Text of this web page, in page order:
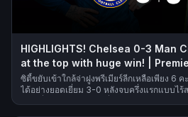
HIGHLIGHTS! Chelsea 0-3 Man
at the top with huge win! |
ซิตี้ขยับเข้าใกล้จ่าฝูงพรีเมียร์ลีกเหลือเพียง 6
ได้อย่างยอดเยี่ยม 3-0 หลังจบครึ่งแรกแบบไร้สกอร์ ทีมของเป๊ป กวาร์ดิโอลา